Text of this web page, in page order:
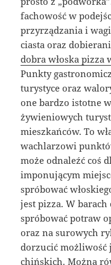
fachowość w
przyrządzania i
ciasta oraz
dobra włoska pizza
Punkty
turystyce oraz
one bardzo istotne
żywieniowych
mieszkańców. To
wachlarzowi
może odnaleźć coś
imponującym
spróbować
jest pizza. W
spróbować potraw
oraz na surowych
dorzucić możliwość
chińskich. Można